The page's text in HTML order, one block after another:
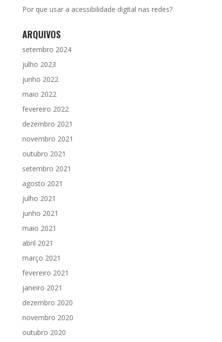
Por que usar a acessibilidade digital nas redes?
ARQUIVOS
setembro 2024
julho 2023
junho 2022
maio 2022
fevereiro 2022
dezembro 2021
novembro 2021
outubro 2021
setembro 2021
agosto 2021
julho 2021
junho 2021
maio 2021
abril 2021
março 2021
fevereiro 2021
janeiro 2021
dezembro 2020
novembro 2020
outubro 2020